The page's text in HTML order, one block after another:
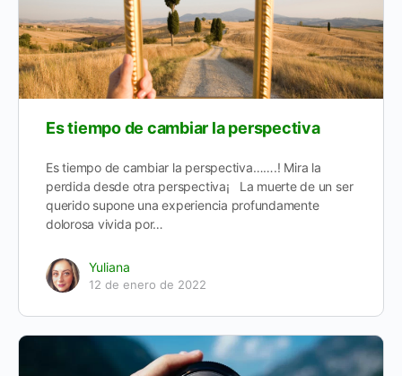
Es tiempo de cambiar la perspectiva
Es tiempo de cambiar la perspectiva…….! Mira la
perdida desde otra perspectiva¡ La muerte de un ser
querido supone una experiencia profundamente
dolorosa vivida por…
Yuliana
12 de enero de 2022